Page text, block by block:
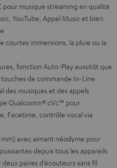
pour musique streaming en qualité
YouTube, Appel Music et bien
courtes immersions, la pluie ou la
fonction Auto-Play aussitôt que
de commande In-Line
musiques et des appels
Qualcomm® cVc™ pour
Facetime, contrôle vocal via
avec aimant néodyme pour
depuis tous les appareils
paires d’écouteurs sans fil